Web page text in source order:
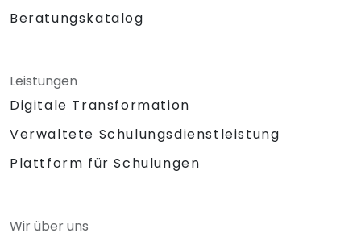
Beratungskatalog
Leistungen
Digitale Transformation
Verwaltete Schulungsdienstleistung
Plattform für Schulungen
Wir über uns